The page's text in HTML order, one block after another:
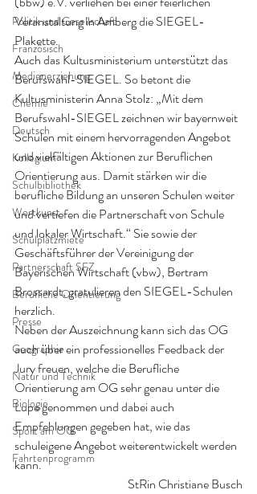
Politik und Gesellschaft
Französisch
Medienerziehung
Chemie
Deutsch
Kollegium
Schulbibliothek
Wortkunst
Schulplatzmiete
Partnerschaft SFZ
Berufliche Orientierung
Presse
Geographie
Natur und Technik
Biologie
Sport am OG
Fahrtenprogramm
Veranstaltung in Amberg die SIEGEL-
Plakette.
Auch das Kultusministerium unterstützt das
Berufswahl-SIEGEL. So betont die
Kultusministerin Anna Stolz: „Mit dem
Berufswahl-SIEGEL zeichnen wir bayernweit
Schulen mit einem hervorragenden Angebot
und vielfältigen Aktionen zur Beruflichen
Orientierung aus. Damit stärken wir die
berufliche Bildung an unseren Schulen weiter
und vertiefen die Partnerschaft von Schule
und lokaler Wirtschaft.“ Sie sowie der
Geschäftsführer der Vereinigung der
Bayerischen Wirtschaft (vbw), Bertram
Brossardt, gratulieren den SIEGEL-Schulen
herzlich.
Neben der Auszeichnung kann sich das OG
auch über ein professionelles Feedback der
Jury freuen, welche die Berufliche
Orientierung am OG sehr genau unter die
Lupe genommen und dabei auch
Empfehlungen gegeben hat, wie das
schuleigene Angebot weiterentwickelt werden
kann.
StRin Christiane Busch